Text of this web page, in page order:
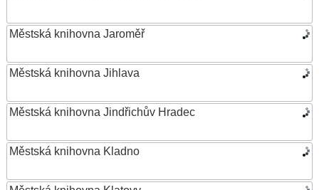
Městská knihovna Jaroměř
Městská knihovna Jihlava
Městská knihovna Jindřichův Hradec
Městská knihovna Kladno